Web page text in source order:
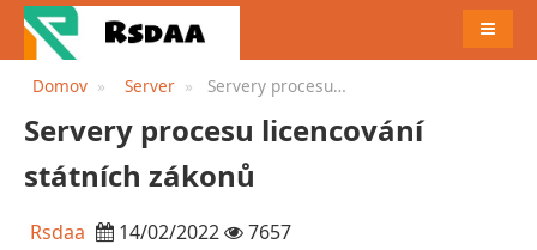
Domov Server
Servery procesu
Servery procesu licencování
státních zákonů
Rsdaa 14/02/2022 7657